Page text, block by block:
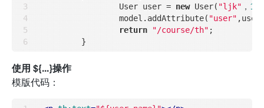
		User user =
new User( "ljk" ， 18
		model.addAttribute(
"user"
return
"/course/th" ;
使用 ${...}操作
模版代码：